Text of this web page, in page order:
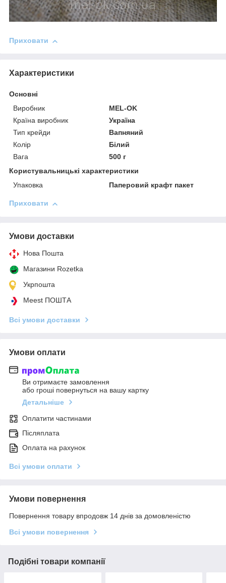
Приховати
Характеристики
Основні
Виробник
MEL-OK
Країна виробник
Україна
Тип крейди
Вапняний
Колір
Білий
Вага
500 г
Користувальницькі характеристики
Упаковка
Паперовий крафт пакет
Приховати
Умови доставки
Нова Пошта
Магазини Rozetka
Укрпошта
Meest ПОШТА
Всі умови доставки
Умови оплати
Ви отримаєте замовлення
або гроші повернуться на вашу картку
Детальніше
Оплатити частинами
Післяплата
Оплата на рахунок
Всі умови оплати
Умови повернення
Повернення товару впродовж 14 днів за домовленістю
Всі умови повернення
Подібні товари компанії